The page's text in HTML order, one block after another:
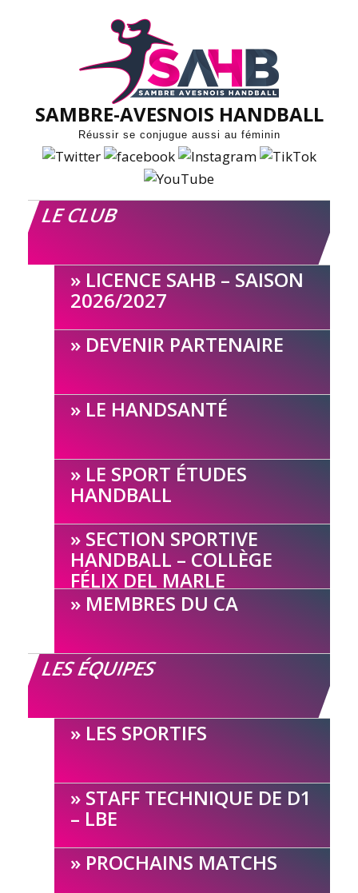
SAMBRE-AVESNOIS HANDBALL
Réussir se conjugue aussi au féminin
LE CLUB
LICENCE SAHB – SAISON
2026/2027
DEVENIR PARTENAIRE
LE HANDSANTÉ
LE SPORT ÉTUDES
HANDBALL
SECTION SPORTIVE
HANDBALL – COLLÈGE
FÉLIX DEL MARLE
MEMBRES DU CA
LES ÉQUIPES
LES SPORTIFS
STAFF TECHNIQUE DE D1
– LBE
PROCHAINS MATCHS